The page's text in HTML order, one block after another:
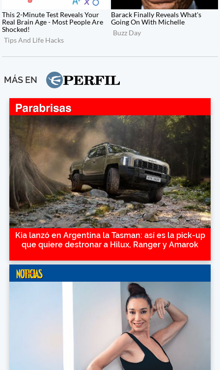
MÁS EN
Kia lanzó en Argentina la Tasman: así es la pick-up
que quiere destronar a Hilux, Ranger y Amarok